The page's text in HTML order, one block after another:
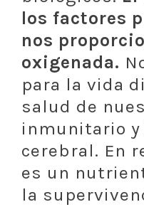
los factores
nos
oxigenada.
para la vida
salud de
inmunitario
cerebral. En
es un
la